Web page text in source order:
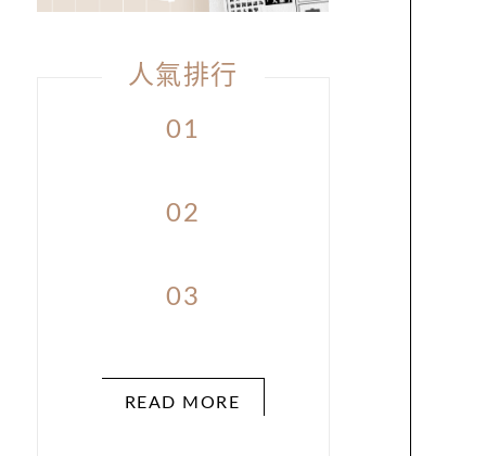
人氣排行
01
02
03
READ MORE